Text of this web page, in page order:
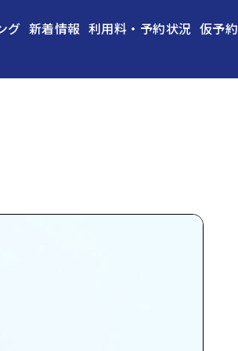
グ 新着情報 利用料・予約状況 仮予約